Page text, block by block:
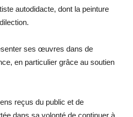
autodidacte, dont la peinture
ses œuvres dans de
en particulier grâce au soutien
reçus du public et de
dans sa volonté de continuer à